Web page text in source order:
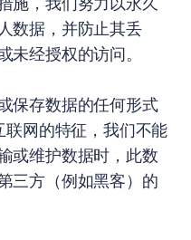
数据，并防止其丢
未经授权的访问。
保存数据的任何形式
联网的特征，我们不能
或维护数据时，此数
三方（例如黑客）的